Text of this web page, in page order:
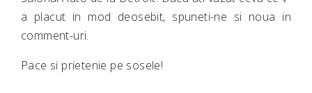
a placut in mod deosebit, spuneti-ne si noua in
comment-uri.
Pace si prietenie pe sosele!